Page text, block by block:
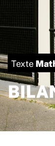
Texte